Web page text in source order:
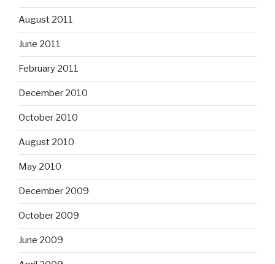
August 2011
June 2011
February 2011
December 2010
October 2010
August 2010
May 2010
December 2009
October 2009
June 2009